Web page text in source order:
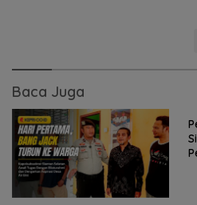
Baca Juga